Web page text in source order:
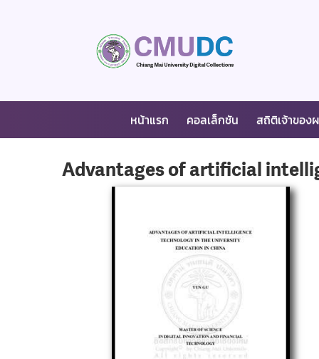
หน้าแรก คอลเล็กชัน สถิติเจ้าของ
Advantages of artificial